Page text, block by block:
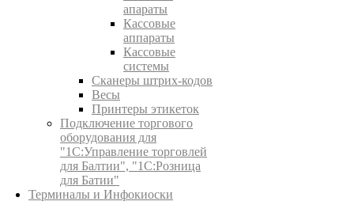
апараты
Кассовые
аппараты
Кассовые
системы
Сканеры штрих-кодов
Весы
Принтеры этикеток
Подключение торгового
оборудования для
"1С:Управление торговлей
для Балтии", "1С:Розница
для Батии"
Терминалы и Инфокиоски